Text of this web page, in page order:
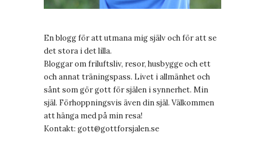
En blogg för att utmana mig själv och för att se
det stora i det lilla.
Bloggar om friluftsliv, resor, husbygge och ett
och annat träningspass. Livet i allmänhet och
sånt som gör gott för själen i synnerhet. Min
själ. Förhoppningsvis även din själ. Välkommen
att hänga med på min resa!
Kontakt: gott@gottforsjalen.se